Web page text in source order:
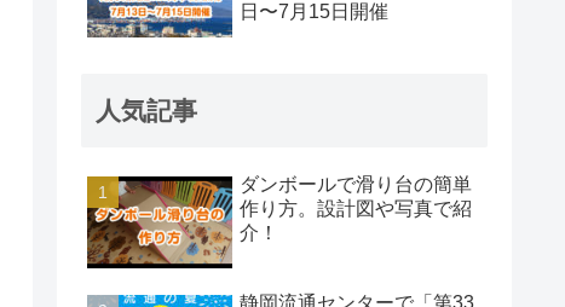
日〜7月15日開催
人気記事
ダンボールで滑り台の簡単
作り方。設計図や写真で紹
介！
静岡流通センターで「第33